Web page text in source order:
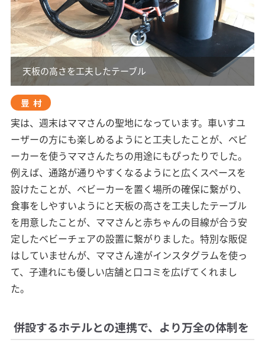
天板の高さを工夫したテーブル
豊村
実は、週末はママさんの聖地になっています。車いすユ
ーザーの方にも楽しめるようにと工夫したことが、ベビ
ーカーを使うママさんたちの用途にもぴったりでした。
例えば、通路が通りやすくなるようにと広くスペースを
設けたことが、ベビーカーを置く場所の確保に繋がり、
食事をしやすいようにと天板の高さを工夫したテーブル
を用意したことが、ママさんと赤ちゃんの目線が合う安
定したベビーチェアの設置に繋がりました。特別な販促
はしていませんが、ママさん達がインスタグラムを使っ
て、子連れにも優しい店舗と口コミを広げてくれまし
た。
併設するホテルとの連携で、より万全の体制を